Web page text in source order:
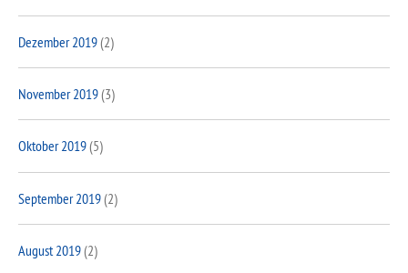
Dezember 2019(2)
November 2019(3)
Oktober 2019(5)
September 2019(2)
August 2019(2)